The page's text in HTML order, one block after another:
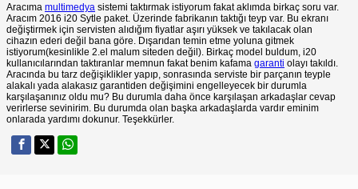
Aracıma multimedya sistemi taktırmak istiyorum fakat aklımda birkaç soru var.
Aracım 2016 i20 Sytle paket. Üzerinde fabrikanın taktığı teyp var. Bu ekranı
değiştirmek için servisten alıdığım fiyatlar aşırı yüksek ve takılacak olan
cihazın ederi değil bana göre. Dışarıdan temin etme yoluna gitmek
istiyorum(kesinlikle 2.el malum siteden değil). Birkaç model buldum, i20
kullanıcılarından taktıranlar memnun fakat benim kafama garanti olayı takıldı.
Aracında bu tarz değişiklikler yapıp, sonrasında serviste bir parçanın teyple
alakalı yada alakasız garantiden değişimini engelleyecek bir durumla
karşılaşanınız oldu mu? Bu durumla daha önce karşılaşan arkadaşlar cevap
verirlerse sevinirim. Bu durumda olan başka arkadaşlarda vardır eminim
onlarada yardımı dokunur. Teşekkürler.